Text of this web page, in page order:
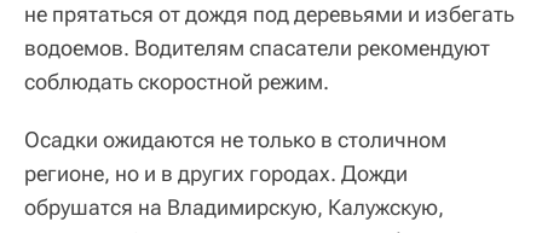
не прятаться от дождя под деревьями и избегать
водоемов. Водителям спасатели рекомендуют
соблюдать скоростной режим.
Осадки ожидаются не только в столичном
регионе, но и в других городах. Дожди
обрушатся на Владимирскую, Калужскую,